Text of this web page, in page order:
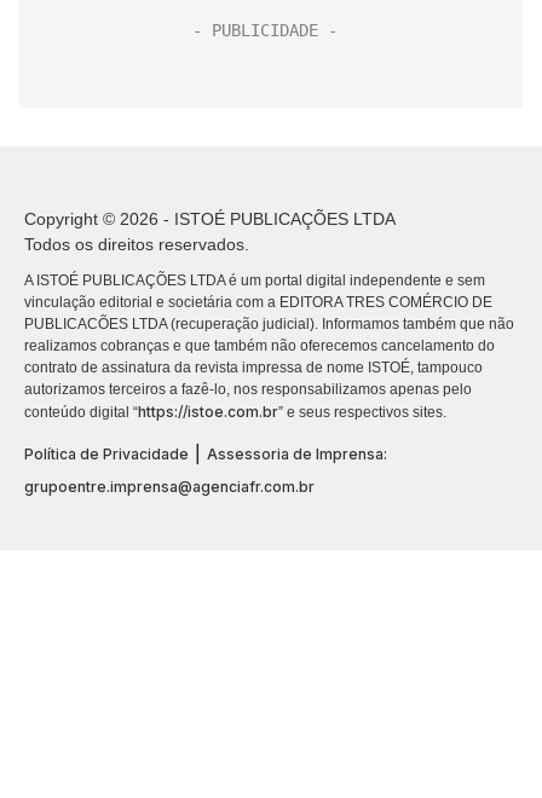
Copyright © 2026 - ISTOÉ PUBLICAÇÕES LTDA
Todos os direitos reservados.
A ISTOÉ PUBLICAÇÕES LTDA é um portal digital independente e sem
vinculação editorial e societária com a EDITORA TRES COMÉRCIO DE
PUBLICACÕES LTDA (recuperação judicial). Informamos também que não
realizamos cobranças e que também não oferecemos cancelamento do
contrato de assinatura da revista impressa de nome ISTOÉ, tampouco
autorizamos terceiros a fazê-lo, nos responsabilizamos apenas pelo
conteúdo digital “https://istoe.com.br” e seus respectivos sites.
Política de Privacidade
Assessoria de Imprensa:
grupoentre.imprensa@agenciafr.com.br